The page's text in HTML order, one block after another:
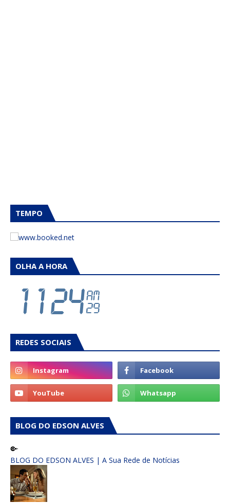
TEMPO
OLHA A HORA
REDES SOCIAIS
BLOG DO EDSON ALVES
BLOG DO EDSON ALVES | A Sua Rede de Notícias